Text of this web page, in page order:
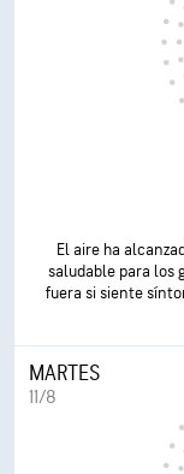
El aire ha
saludable para los
fuera si siente
MARTES
11/8